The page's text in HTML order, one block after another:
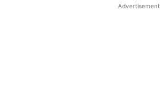
Advertisement